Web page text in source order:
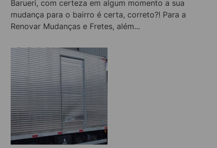
Barueri, com certeza em algum momento a sua
mudança para o bairro é certa, correto?! Para a
Renovar Mudanças e Fretes, além...